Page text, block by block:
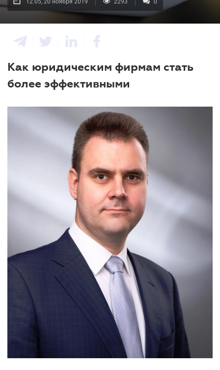
12.05, 20 ноября 2019 2293 0
Как юридическим фирмам стать
более эффективными